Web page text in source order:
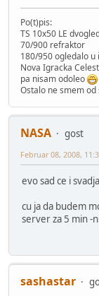
Po(t)pis:
TS 10x50 LE
70/900 refraktor
180/950 ogledalo u
Nova Igracka
pa nisam odoleo
Ostalo ne smem
NASA
gost
Februar 08, 2008,
evo sad ce i svadja
cu ja da budem
server za 5 min -
sashastar